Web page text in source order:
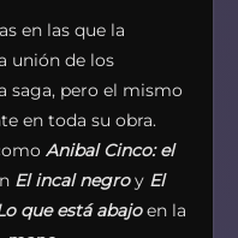
en las que la
unión de los
saga, pero el mismo
en toda su obra.
Anibal Cinco: el
El incal negroy El
que está abajoen la